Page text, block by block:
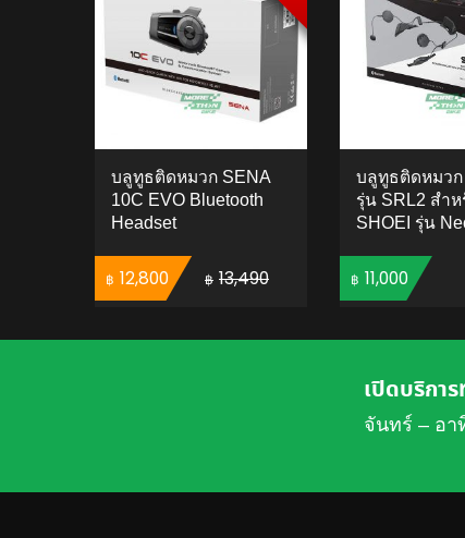
บลูทูธติดหมวก SENA
10C EVO Bluetooth
Headset
฿ 13,490
Original price was: ฿13,490.
฿ 12,800
บลูทูธติดหมวก
รุ่น SRL2 สำห
SHOEI รุ่น
฿ 11,000
เปิดบริกา
จันทร์ – อา